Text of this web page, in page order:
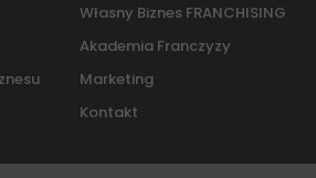
Własny Biznes FRANCHISING
Akademia Franczyzy
Marketing
Kontakt